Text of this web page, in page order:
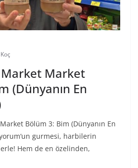
Market
(Dünyanın En
Bölüm 3: Bim (Dünyanın En
gurmesi, harbilerin
Hem de en özelinden,